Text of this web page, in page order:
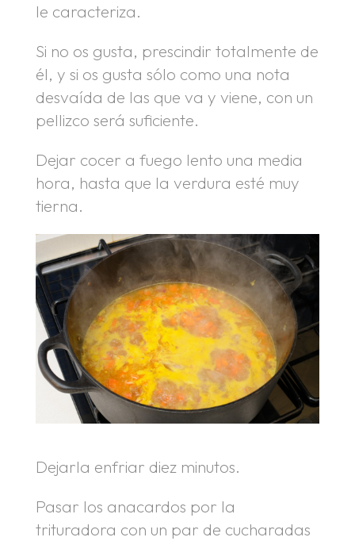
le caracteriza.
Si no os gusta, prescindir totalmente de
él, y si os gusta sólo como una nota
desvaída de las que va y viene, con un
pellizco será suficiente.
Dejar cocer a fuego lento una media
hora, hasta que la verdura esté muy
tierna.
Dejarla enfriar diez minutos.
Pasar los anacardos por la
trituradora con un par de cucharadas